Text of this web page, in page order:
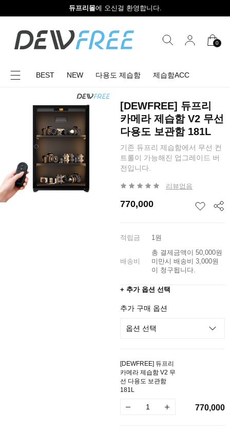
듀프리몰에 오신걸 환영합니다.
0
BEST NEW 다용도 제습함 제습함ACC
[DEWFREE] 듀프리
카메라 제습함 V2 무선
다용도 보관함 181L
기존 듀프리 제습함에서 무선 컨
트롤이 가능해진 업그레이드 버
전입니다.
리뷰없음
770,000
적립금 1원
배송비
총 결제금액이 50,000원
미만시 배송비 3,000원
이 청구됩니다.
+ 추가 옵션 선택
추가 구매 옵션
[DEWFREE] 듀프리
카메라 제습함 V2 무
선 다용도 보관함
181L
770,000